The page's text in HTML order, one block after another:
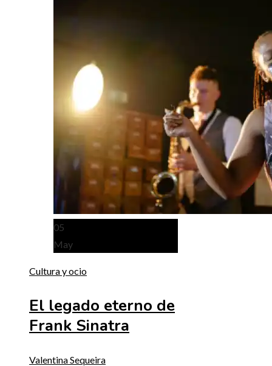
05
May
Cultura y ocio
El legado eterno de
Frank Sinatra
Valentina Sequeira